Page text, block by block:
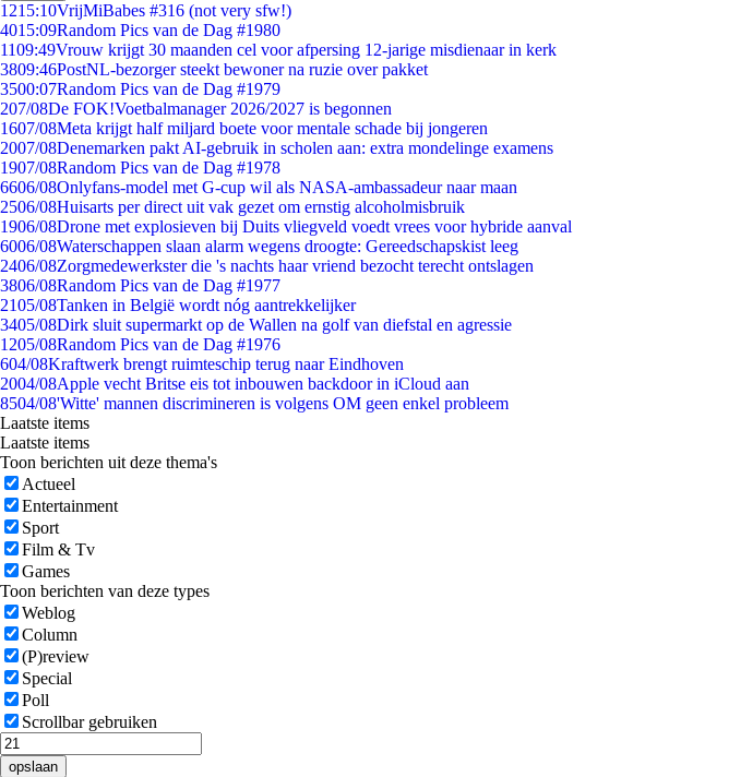
1215:10VrijMiBabes #316 (not very sfw!)
4015:09Random Pics van de Dag #1980
1109:49Vrouw krijgt 30 maanden cel voor afpersing 12-jarige misdienaar in kerk
3809:46PostNL-bezorger steekt bewoner na ruzie over pakket
3500:07Random Pics van de Dag #1979
207/08De FOK!Voetbalmanager 2026/2027 is begonnen
1607/08Meta krijgt half miljard boete voor mentale schade bij jongeren
2007/08Denemarken pakt AI-gebruik in scholen aan: extra mondelinge examens
1907/08Random Pics van de Dag #1978
6606/08Onlyfans-model met G-cup wil als NASA-ambassadeur naar maan
2506/08Huisarts per direct uit vak gezet om ernstig alcoholmisbruik
1906/08Drone met explosieven bij Duits vliegveld voedt vrees voor hybride aanval
6006/08Waterschappen slaan alarm wegens droogte: Gereedschapskist leeg
2406/08Zorgmedewerkster die 's nachts haar vriend bezocht terecht ontslagen
3806/08Random Pics van de Dag #1977
2105/08Tanken in België wordt nóg aantrekkelijker
3405/08Dirk sluit supermarkt op de Wallen na golf van diefstal en agressie
1205/08Random Pics van de Dag #1976
604/08Kraftwerk brengt ruimteschip terug naar Eindhoven
2004/08Apple vecht Britse eis tot inbouwen backdoor in iCloud aan
8504/08'Witte' mannen discrimineren is volgens OM geen enkel probleem
Laatste items
Laatste items
Toon berichten uit deze thema's
Actueel
Entertainment
Sport
Film & Tv
Games
Toon berichten van deze types
Weblog
Column
(P)review
Special
Poll
Scrollbar gebruiken
opslaan